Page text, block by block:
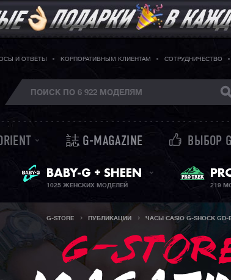
И ОТВЕТЫ КОРПОРАТИВНЫМ КЛИЕНТАМ СОТРУДНИЧЕСТВО
誌 G-MAGAZINE ВЫБОР
ЖЕНСКИЕ ЧАСЫ
BABY-G + SHEEN
1025 ЖЕНСКИХ МОДЕЛЕЙ 219
G-STORE ПУБЛИКАЦИИ ЧАСЫ CASIO G-SHOCK GD-